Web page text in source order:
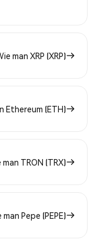
man XRP (XRP)
Ethereum (ETH)
man TRON (TRX)
man Pepe (PEPE)